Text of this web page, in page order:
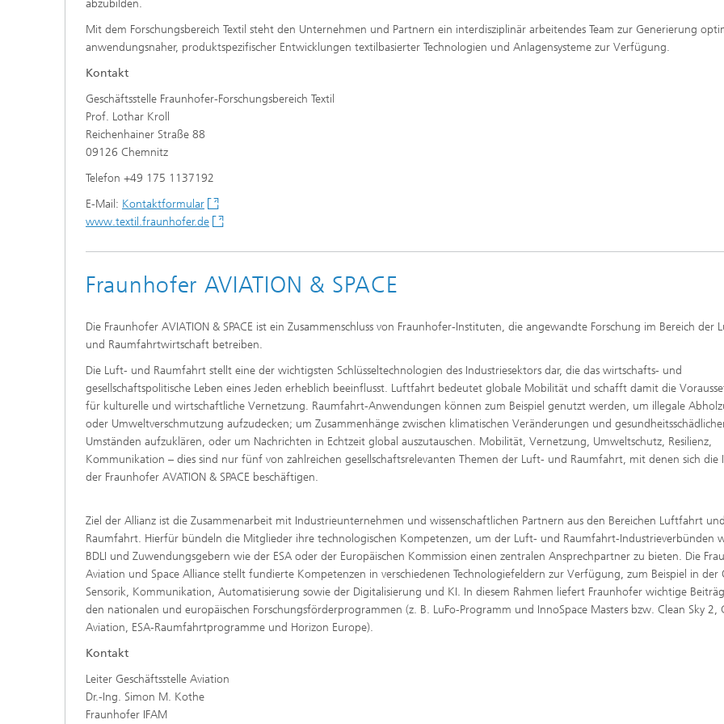
abzubilden.
Mit dem Forschungsbereich Textil steht den Unternehmen und Partnern ein interdisziplinär arbeitendes Team zur Generierung
anwendungsnaher, produktspezifischer Entwicklungen textilbasierter Technologien und Anlagensysteme zur Verfügung.
Kontakt
Geschäftsstelle Fraunhofer-Forschungsbereich Textil
Prof. Lothar Kroll
Reichenhainer Straße 88
09126 Chemnitz
Telefon +49 175 1137192
E-Mail: Kontaktformular
www.textil.fraunhofer.de
Fraunhofer AVIATION & SPACE
Die Fraunhofer AVIATION & SPACE ist ein Zusammenschluss von Fraunhofer-Instituten, die angewandte Forschung im Bereich der
und Raumfahrtwirtschaft betreiben.
Die Luft- und Raumfahrt stellt eine der wichtigsten Schlüsseltechnologien des Industriesektors dar, die das wirtschafts- und
gesellschaftspolitische Leben eines Jeden erheblich beeinflusst. Luftfahrt bedeutet globale Mobilität und schafft damit die
für kulturelle und wirtschaftliche Vernetzung. Raumfahrt-Anwendungen können zum Beispiel genutzt werden, um illegale
oder Umweltverschmutzung aufzudecken; um Zusammenhänge zwischen klimatischen Veränderungen und
Umständen aufzuklären, oder um Nachrichten in Echtzeit global auszutauschen. Mobilität, Vernetzung, Umweltschutz, Resilienz,
Kommunikation – dies sind nur fünf von zahlreichen gesellschaftsrelevanten Themen der Luft- und Raumfahrt, mit denen sich die
der Fraunhofer AVATION & SPACE beschäftigen.
Ziel der Allianz ist die Zusammenarbeit mit Industrieunternehmen und wissenschaftlichen Partnern aus den Bereichen Luftfahrt und
Raumfahrt. Hierfür bündeln die Mitglieder ihre technologischen Kompetenzen, um der Luft- und Raumfahrt-Industrieverbünden
BDLI und Zuwendungsgebern wie der ESA oder der Europäischen Kommission einen zentralen Ansprechpartner zu bieten. Die
Aviation und Space Alliance stellt fundierte Kompetenzen in verschiedenen Technologiefeldern zur Verfügung, zum Beispiel in der
Sensorik, Kommunikation, Automatisierung sowie der Digitalisierung und KI. In diesem Rahmen liefert Fraunhofer wichtige
den nationalen und europäischen Forschungsförderprogrammen (z. B. LuFo-Programm und InnoSpace Masters bzw. Clean Sky 2,
Aviation, ESA-Raumfahrtprogramme und Horizon Europe).
Kontakt
Leiter Geschäftsstelle Aviation
Dr.-Ing. Simon M. Kothe
Fraunhofer IFAM